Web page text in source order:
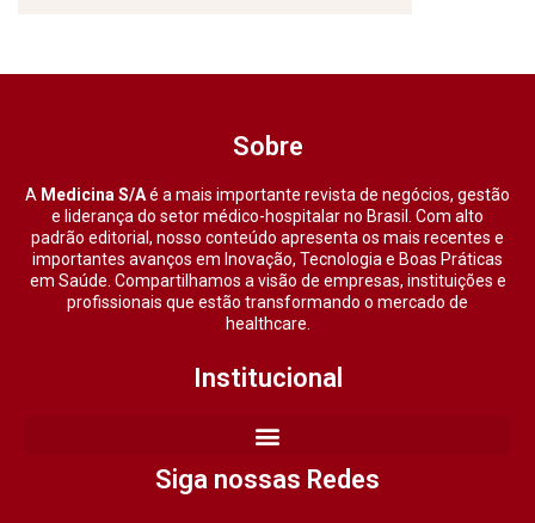
Sobre
A Medicina S/Aé a mais importante revista de negócios, gestão
e liderança do setor médico-hospitalar no Brasil. Com alto
padrão editorial, nosso conteúdo apresenta os mais recentes e
importantes avanços em Inovação, Tecnologia e Boas Práticas
em Saúde. Compartilhamos a visão de empresas, instituições e
profissionais que estão transformando o mercado de
healthcare.
Institucional
Siga nossas Redes